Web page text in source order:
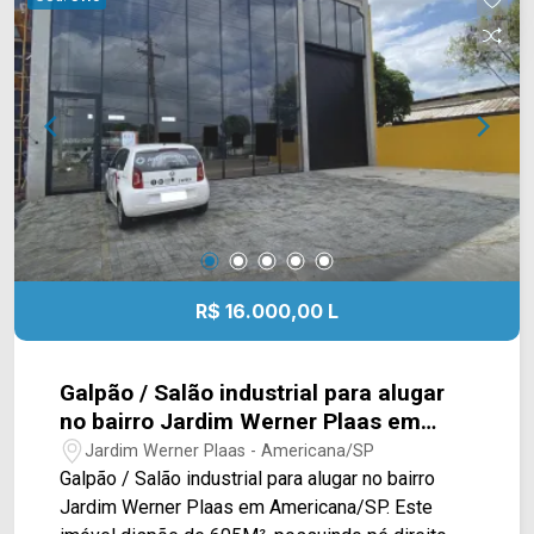
Localizado próximo à Av. Nossa Senhora de
Fátima, Av. Ângelo Pascote, Av. da Saúde e Rod.
Luiz de Queiroz. Esta região conta com Spani
Atacadista, Americana Shopping, Hospital
Municipal e restaurantes. Entre em contato com a
equipe da Arbix Imóveis e agende a sua visita!!
WhatsApp e Telefone: (19) 3475-4546 ARBIX
IMÓVEIS - Presente em cada mudança!
R$ 16.000,00 L
Galpão / Salão industrial para alugar
no bairro Jardim Werner Plaas em
Americana/SP
Jardim Werner Plaas - Americana/SP
Galpão / Salão industrial para alugar no bairro
Jardim Werner Plaas em Americana/SP. Este